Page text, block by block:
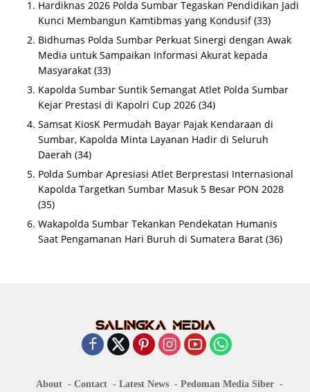
Hardiknas 2026 Polda Sumbar Tegaskan Pendidikan Jadi
Kunci Membangun Kamtibmas yang Kondusif (33)
Bidhumas Polda Sumbar Perkuat Sinergi dengan Awak
Media untuk Sampaikan Informasi Akurat kepada
Masyarakat (33)
Kapolda Sumbar Suntik Semangat Atlet Polda Sumbar
Kejar Prestasi di Kapolri Cup 2026 (34)
Samsat KiosK Permudah Bayar Pajak Kendaraan di
Sumbar, Kapolda Minta Layanan Hadir di Seluruh
Daerah (34)
Polda Sumbar Apresiasi Atlet Berprestasi Internasional
Kapolda Targetkan Sumbar Masuk 5 Besar PON 2028
(35)
Wakapolda Sumbar Tekankan Pendekatan Humanis
Saat Pengamanan Hari Buruh di Sumatera Barat (36)
About Contact Latest News Pedoman Media Siber